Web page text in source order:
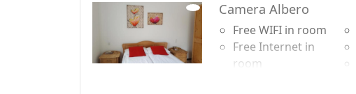
Camera Albero
Free WIFI in room
Free Internet in
room